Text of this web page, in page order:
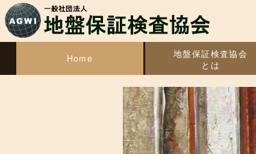
Home
地盤保証検査協会
とは